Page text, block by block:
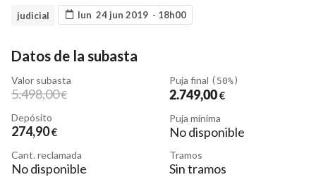
judicial lun 24 jun 2019 - 18h00
Datos de la subasta
Valor subasta
5.498,00€
Depósito
274,90€
Cant. reclamada
No disponible
Puja final (50%)
2.749,00€
Puja mínima
No disponible
Tramos
Sin tramos